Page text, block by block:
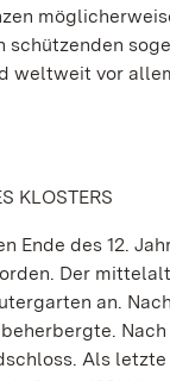
schützenden
weltweit vor
KLOSTERS
Ende des 12.
Der
an.
Als